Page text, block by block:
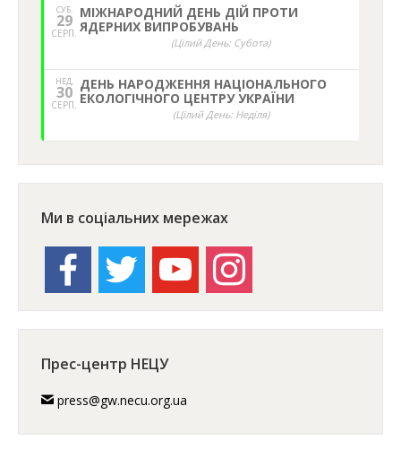
СУБ.
29
СЕРП.
МІЖНАРОДНИЙ ДЕНЬ ДІЙ ПРОТИ
ЯДЕРНИХ ВИПРОБУВАНЬ
(Цілий День: Субота)
НЕД,
30
СЕРП.
ДЕНЬ НАРОДЖЕННЯ НАЦІОНАЛЬНОГО
ЕКОЛОГІЧНОГО ЦЕНТРУ УКРАЇНИ
(Цілий День: Неділя)
Ми в соціальних мережах
facebook twitter youtube instagram
Прес-центр НЕЦУ
press@gw.necu.org.ua